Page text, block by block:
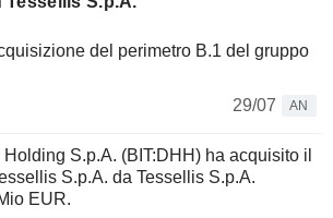
del perimetro B.1 del gruppo
29/07
AN
S.p.A. (BIT:DHH) ha acquisito il
S.p.A. da Tessellis S.p.A.
EUR.